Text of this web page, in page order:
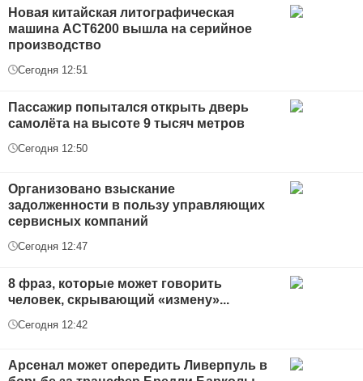
Новая китайская литографическая
машина АСТ6200 вышла на серийное
производство
Сегодня 12:51
Пассажир попытался открыть дверь
самолёта на высоте 9 тысяч метров
Сегодня 12:50
Организовано взыскание
задолженности в пользу управляющих
сервисных компаний
Сегодня 12:47
8 фраз, которые может говорить
человек, скрывающий «измену»...
Сегодня 12:42
Арсенал может опередить Ливерпуль в